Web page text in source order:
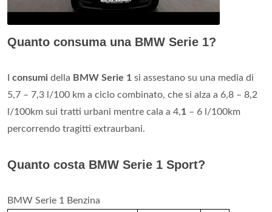
Quanto consuma una BMW Serie 1?
consumi della BMW Serie 1 si assestano su una media di
5,7 – 7,3 l/100 km a ciclo combinato, che si alza a 6,8 – 8,2
l/100km sui tratti urbani mentre cala a 4,1 – 6 l/100km
percorrendo tragitti extraurbani.
Quanto costa BMW Serie 1 Sport?
BMW Serie 1 Benzina